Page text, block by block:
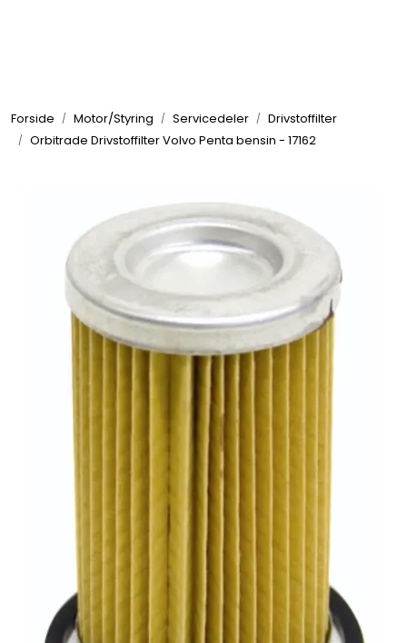
Forside Motor/Styring Servicedeler
Drivstoffilter
Orbitrade Drivstoffilter Volvo Penta bensin - 17162
Elektrisk
Komfort
VVS
Motor/Styring
Fritid/Sikkerhet
Båtpleie/Opplag
Nyheter